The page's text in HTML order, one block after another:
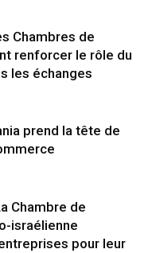
Chambres de
renforcer le rôle du
les échanges
prend la tête de
Chambre de
israélienne
pour leur